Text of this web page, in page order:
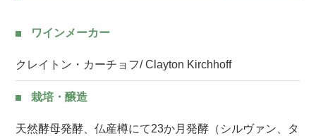
ワインメーカー
クレイトン・カーチョフ/ Clayton Kirchhoff
栽培・醸造
天然酵母発酵、仏産樽にて23か月発酵（シルヴァン、タ